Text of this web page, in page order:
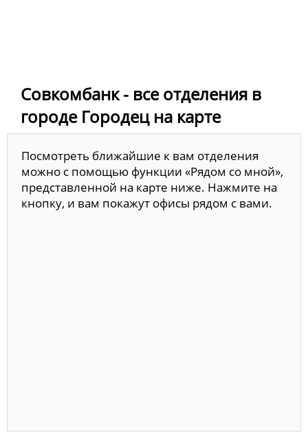
Совкомбанк - все отделения в
городе Городец на карте
Посмотреть ближайшие к вам отделения
можно с помощью функции «Рядом со мной»,
представленной на карте ниже. Нажмите на
кнопку, и вам покажут офисы рядом с вами.